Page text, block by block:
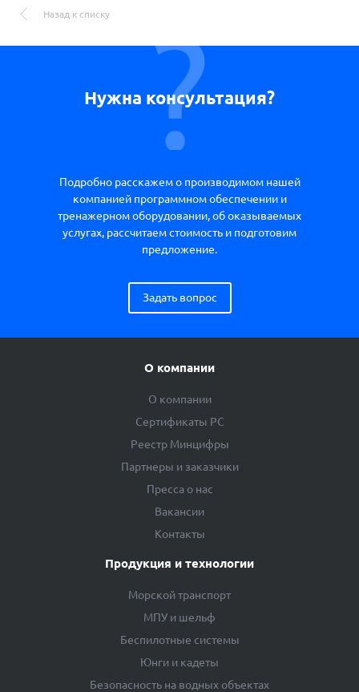
Назад к списку
Нужна консультация?
Подробно расскажем о производимом нашей
компанией программном обеспечении и
тренажерном оборудовании, об оказываемых
услугах, рассчитаем стоимость и подготовим
предложение.
Задать вопрос
О компании
О компании
Сертификаты РС
Реестр Минцифры
Партнеры и заказчики
Пресса о нас
Вакансии
Контакты
Продукция и технологии
Морской транспорт
МПУ и шельф
Беспилотные системы
Юнги и кадеты
Безопасность на водных объектах